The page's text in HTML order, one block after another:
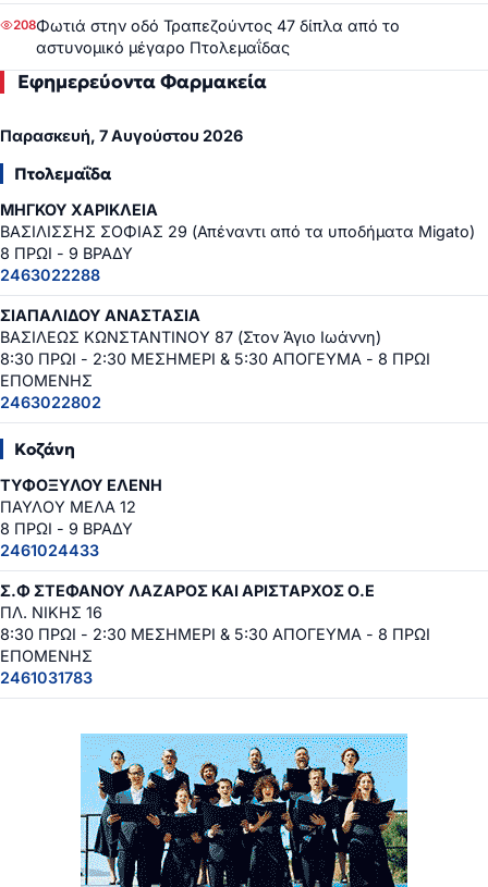
208Φωτιά στην οδό Τραπεζούντος 47 δίπλα από το
αστυνομικό μέγαρο Πτολεμαΐδας
Εφημερεύοντα Φαρμακεία
Παρασκευή, 7 Αυγούστου 2026
Πτολεμαΐδα
ΜΗΓΚΟΥ ΧΑΡΙΚΛΕΙΑ
ΒΑΣΙΛΙΣΣΗΣ ΣΟΦΙΑΣ 29 (Απέναντι από τα υποδήματα Migato)
8 ΠΡΩΙ - 9 ΒΡΑΔΥ
2463022288
ΣΙΑΠΑΛΙΔΟΥ ΑΝΑΣΤΑΣΙΑ
ΒΑΣΙΛΕΩΣ ΚΩΝΣΤΑΝΤΙΝΟΥ 87 (Στον Άγιο Ιωάννη)
8:30 ΠΡΩΙ - 2:30 ΜΕΣΗΜΕΡΙ & 5:30 ΑΠΟΓΕΥΜΑ - 8 ΠΡΩΙ
ΕΠΟΜΕΝΗΣ
2463022802
Κοζάνη
ΤΥΦΟΞΥΛΟΥ ΕΛΕΝΗ
ΠΑΥΛΟΥ ΜΕΛΑ 12
8 ΠΡΩΙ - 9 ΒΡΑΔΥ
2461024433
Σ.Φ ΣΤΕΦΑΝΟΥ ΛΑΖΑΡΟΣ ΚΑΙ ΑΡΙΣΤΑΡΧΟΣ Ο.Ε
ΠΛ. ΝΙΚΗΣ 16
8:30 ΠΡΩΙ - 2:30 ΜΕΣΗΜΕΡΙ & 5:30 ΑΠΟΓΕΥΜΑ - 8 ΠΡΩΙ
ΕΠΟΜΕΝΗΣ
2461031783